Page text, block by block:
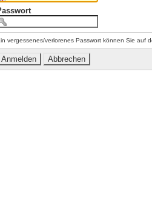
vergessenes/verlorenes Passwort können Sie auf